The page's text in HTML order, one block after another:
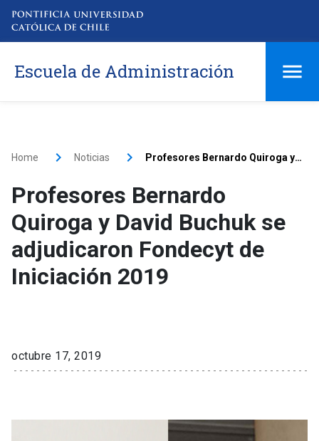
Escuela de Administración
Home Noticias Profesores Bernardo Quiroga y David Buchuk se adjudicaron Fondecyt de Iniciación 2019
Profesores Bernardo
Quiroga y David Buchuk se
adjudicaron Fondecyt de
Iniciación 2019
octubre 17, 2019